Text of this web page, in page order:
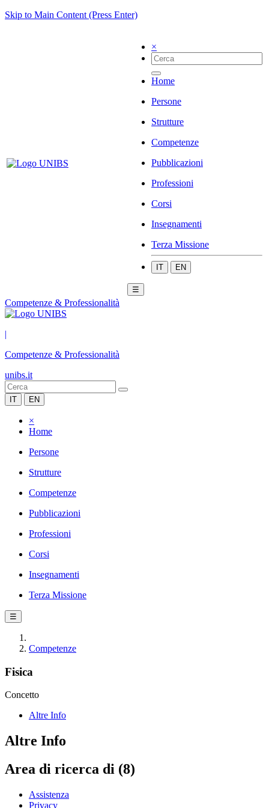
Skip to Main Content (Press Enter)
×
Home
Persone
Strutture
Competenze
Pubblicazioni
Professioni
Corsi
Insegnamenti
Terza Missione
IT EN
☰
Competenze & Professionalità
|
Competenze & Professionalità
unibs.it
IT EN
×
Home
Persone
Strutture
Competenze
Pubblicazioni
Professioni
Corsi
Insegnamenti
Terza Missione
☰
Competenze
Fisica
Concetto
Altre Info
Altre Info
Area di ricerca di (8)
Assistenza
Privacy